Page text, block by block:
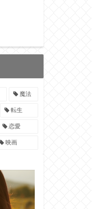
魔法
転生
恋愛
映画